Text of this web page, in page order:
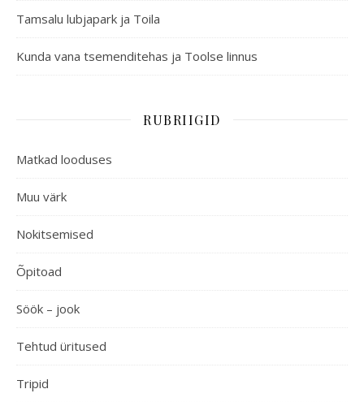
Tamsalu lubjapark ja Toila
Kunda vana tsemenditehas ja Toolse linnus
RUBRIIGID
Matkad looduses
Muu värk
Nokitsemised
Õpitoad
Söök – jook
Tehtud üritused
Tripid